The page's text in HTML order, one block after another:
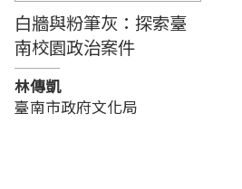
白牆與粉筆灰：探索臺
南校園政治案件
林傳凱
臺南市政府文化局